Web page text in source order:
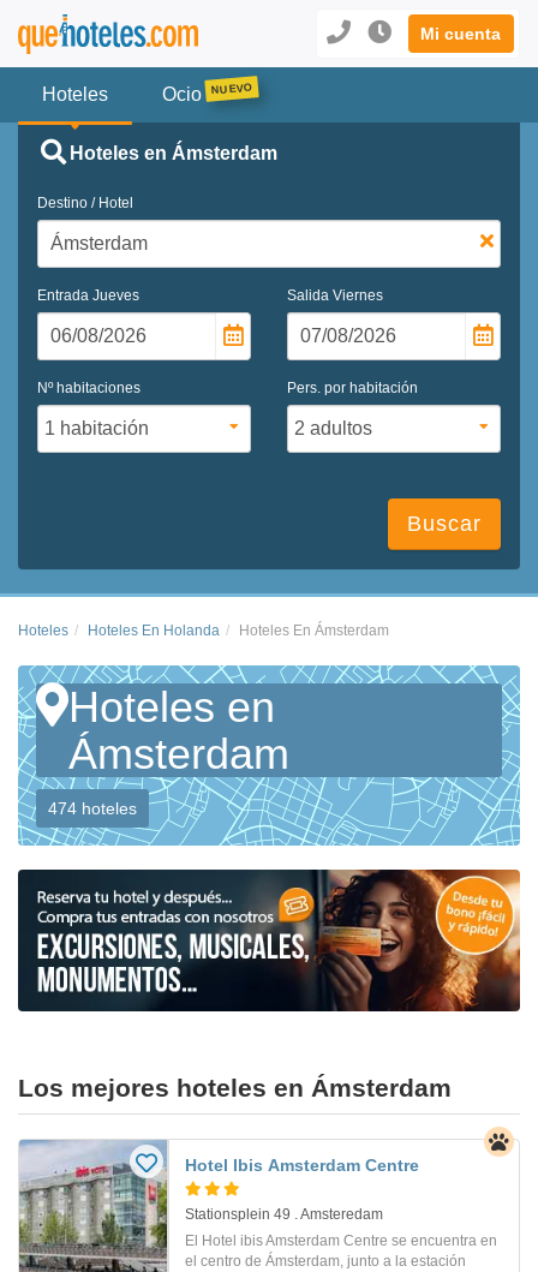
Mi cuenta
Hoteles Ocio
Hoteles en Ámsterdam
Destino / Hotel
Entrada Jueves Salida Viernes
Nº habitaciones Pers. por habitación
Buscar
Hoteles Hoteles En Holanda Hoteles En Ámsterdam
Hoteles en
Ámsterdam
474 hoteles
Los mejores hoteles en Ámsterdam
Hotel Ibis Amsterdam Centre
Stationsplein 49 . Amsteredam
El Hotel ibis Amsterdam Centre se encuentra en
el centro de Ámsterdam, junto a la estación